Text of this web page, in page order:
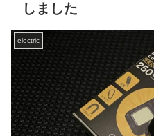
しました
electric